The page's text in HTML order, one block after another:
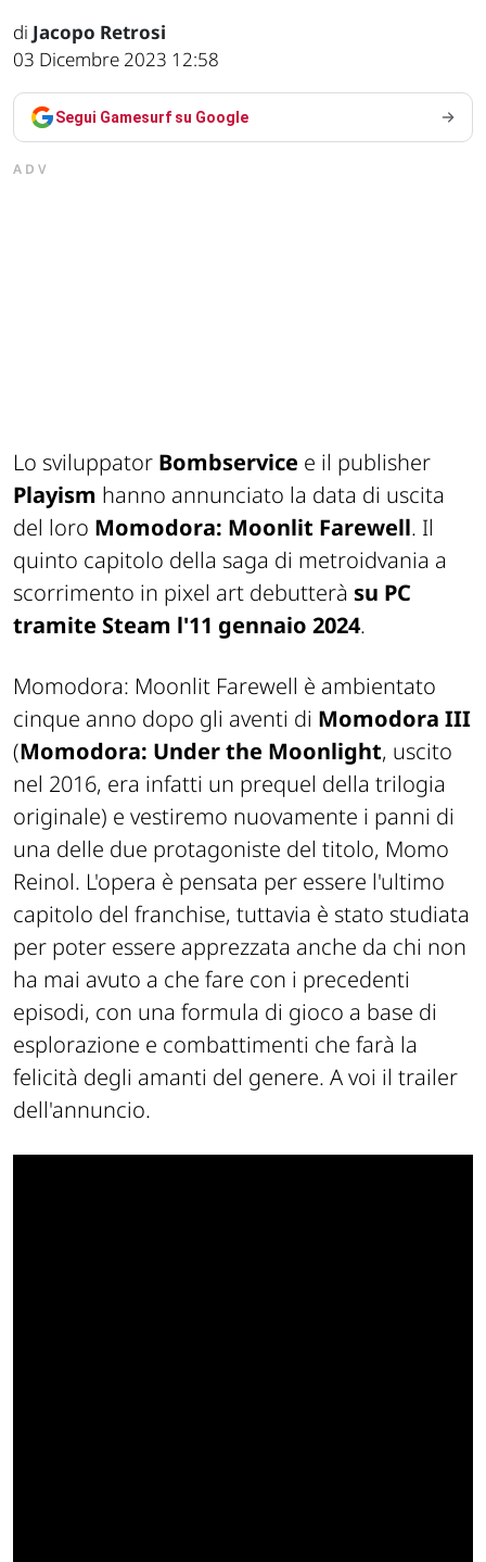
di Jacopo Retrosi
03 Dicembre 2023 12:58
Segui Gamesurf su Google
ADV
Lo sviluppator Bombservice e il publisher
Playism hanno annunciato la data di uscita
del loro Momodora: Moonlit Farewell. Il
quinto capitolo della saga di metroidvania a
scorrimento in pixel art debutterà su PC
tramite Steam l'11 gennaio 2024.
Momodora: Moonlit Farewell è ambientato
cinque anno dopo gli aventi di Momodora III
(Momodora: Under the Moonlight, uscito
nel 2016, era infatti un prequel della trilogia
originale) e vestiremo nuovamente i panni di
una delle due protagoniste del titolo, Momo
Reinol. L'opera è pensata per essere l'ultimo
capitolo del franchise, tuttavia è stato studiata
per poter essere apprezzata anche da chi non
ha mai avuto a che fare con i precedenti
episodi, con una formula di gioco a base di
esplorazione e combattimenti che farà la
felicità degli amanti del genere. A voi il trailer
dell'annuncio.